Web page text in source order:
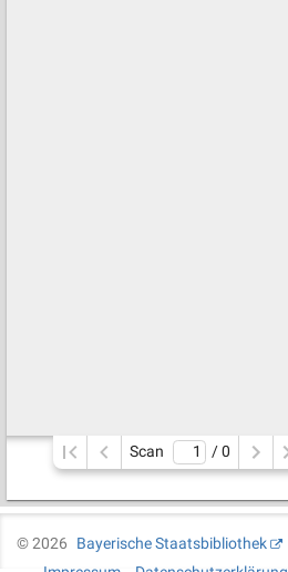
Scan / 0
©2026
Bayerische Staatsbibliothek